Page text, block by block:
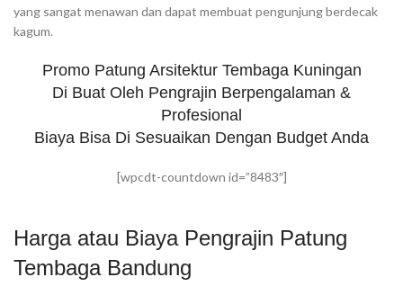
yang sangat menawan dan dapat membuat pengunjung berdecak
kagum.
Promo Patung Arsitektur Tembaga Kuningan
Di Buat Oleh Pengrajin Berpengalaman &
Profesional
Biaya Bisa Di Sesuaikan Dengan Budget Anda
[wpcdt-countdown id=”8483″]
Harga atau Biaya Pengrajin Patung
Tembaga Bandung